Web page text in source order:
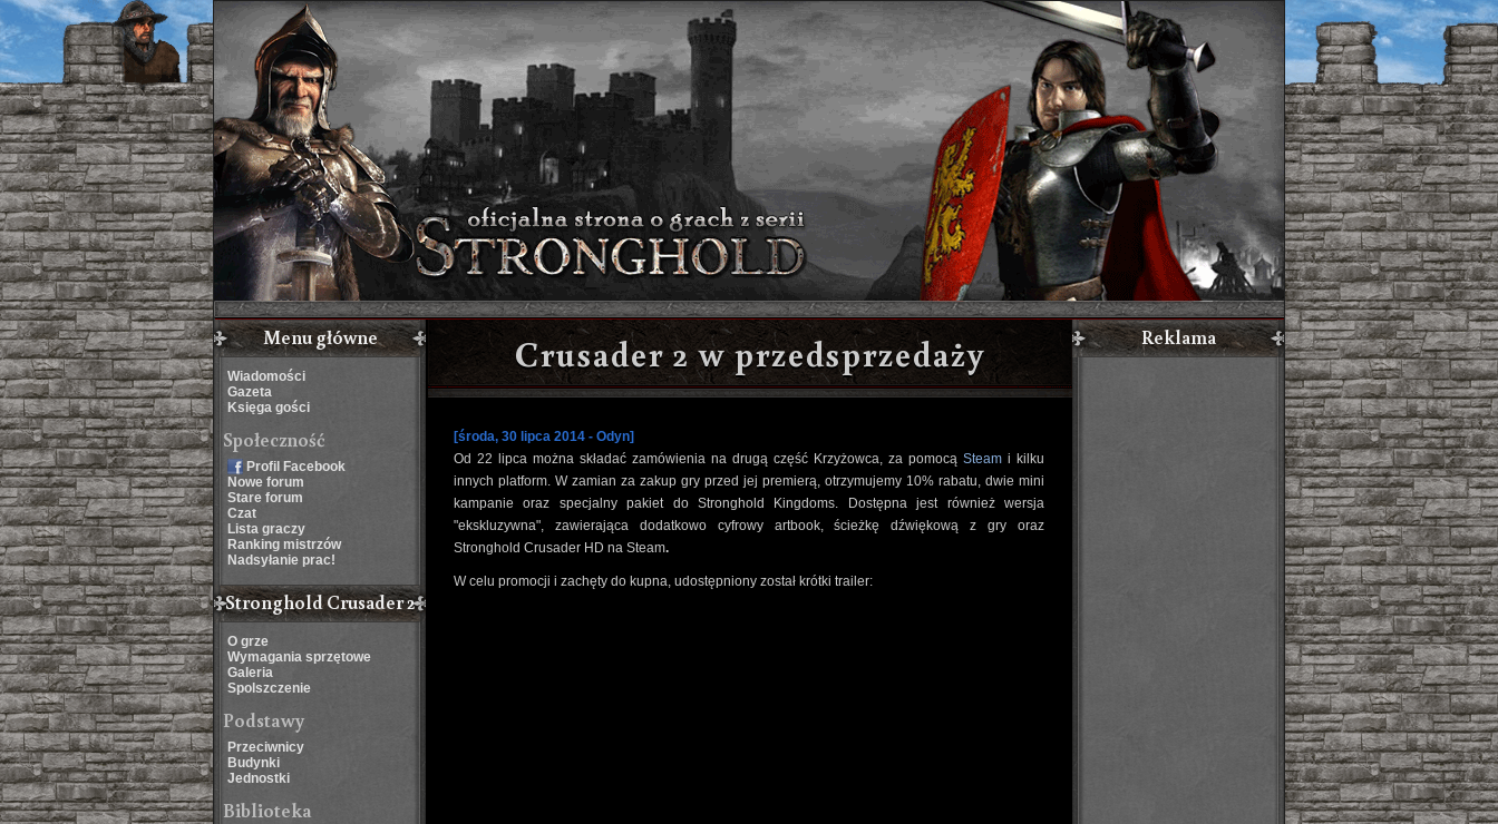
Menu główne
Wiadomości
Gazeta
Księga gości
Społeczność
Profil Facebook
Nowe forum
Stare forum
Czat
Lista graczy
Ranking mistrzów
Nadsyłanie prac!
Stronghold Crusader 2
O grze
Wymagania sprzętowe
Galeria
Spolszczenie
Podstawy
Przeciwnicy
Budynki
Jednostki
Biblioteka
Crusader 2 w przedsprzedaży
[środa, 30 lipca 2014 - Odyn]
Od 22 lipca można składać zamówienia na drugą część Krzyżowca, za pomocą Steam i kilku
innych platform. W zamian za zakup gry przed jej premierą, otrzymujemy 10% rabatu, dwie mini
kampanie oraz specjalny pakiet do Stronghold Kingdoms. Dostępna jest również wersja
"ekskluzywna", zawierająca dodatkowo cyfrowy artbook, ścieżkę dźwiękową z gry oraz
Stronghold Crusader HD na Steam.
W celu promocji i zachęty do kupna, udostępniony został krótki trailer:
Reklama